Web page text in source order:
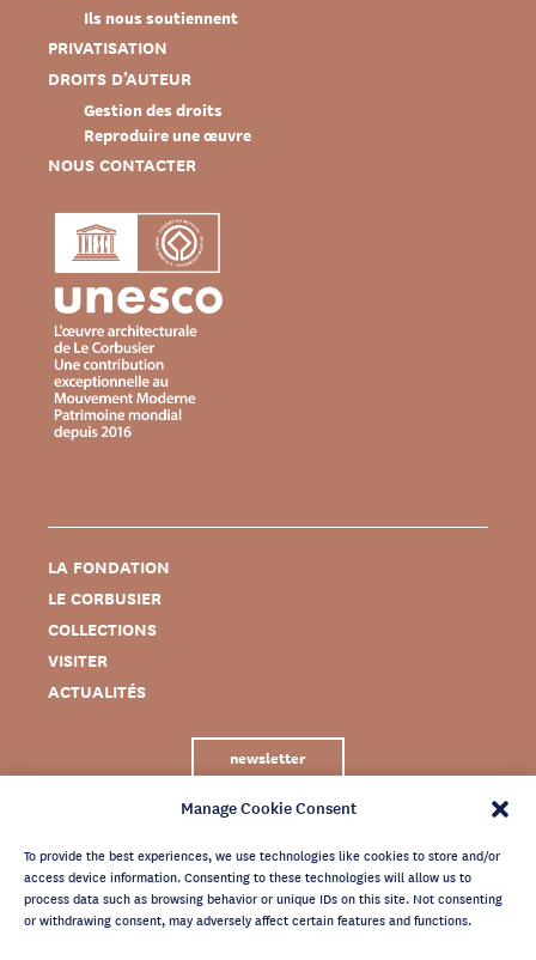
Manage Cookie Consent
To provide the best experiences, we use technologies like cookies to store and/or
access device information. Consenting to these technologies will allow us to
process data such as browsing behavior or unique IDs on this site. Not consenting
or withdrawing consent, may adversely affect certain features and functions.
Ils nous soutiennent
PRIVATISATION
DROITS D’AUTEUR
Gestion des droits
Reproduire une œuvre
NOUS CONTACTER
LA FONDATION
LE CORBUSIER
COLLECTIONS
VISITER
ACTUALITÉS
newsletter